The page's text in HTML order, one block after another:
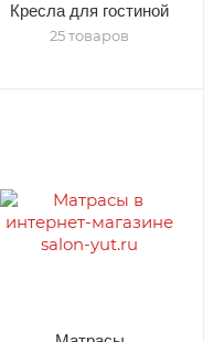
Кресла для гостиной
25 товаров